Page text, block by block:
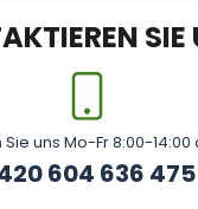
SIE
Sie uns Mo-Fr 8:00-14:00
604 636 475